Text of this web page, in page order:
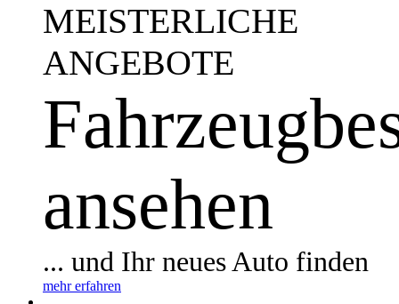
MEISTERLICHE
ANGEBOTE
ansehen
... und Ihr neues Auto finden
mehr erfahren